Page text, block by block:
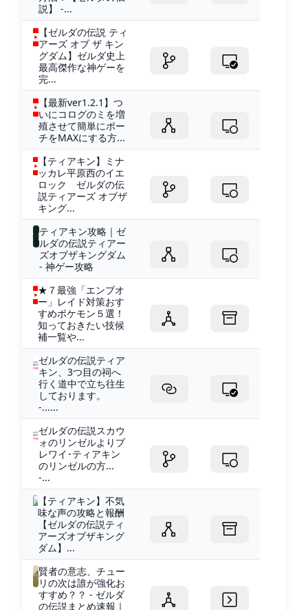
説】 -...
【ゼルダの伝説 ティ
アーズ オブ ザ キン
グダム】ゼルダ史上
最高傑作な神ゲーを
完...
【最新ver1.2.1】つ
いにコログのミを増
殖させて簡単にポー
チをMAXにする方...
【ティアキン】ミナ
ッカレ平原西のイエ
ロック ゼルダの伝
説ティアーズ オブザ
キング...
ティアキン攻略｜ゼ
ルダの伝説ティアー
ズオブザキングダム
- 神ゲー攻略
★７最強「エンブオ
ー」レイド対策おす
すめポケモン５選！
知っておきたい技候
補一覧や...
ゼルダの伝説ティア
キン、3つ目の祠へ
行く道中で立ち往生
しております。
-......
ゼルダの伝説スカウ
ォのリンゼルよりブ
レワイ･ティアキン
のリンゼルの方...
-...
【ティアキン】不気
味な声の攻略と報酬
【ゼルダの伝説ティ
アーズオブザキング
ダム】...
賢者の意志、チュー
リの次は誰が強化お
すすめ？？ - ゼルダ
の伝説まとめ速報｜